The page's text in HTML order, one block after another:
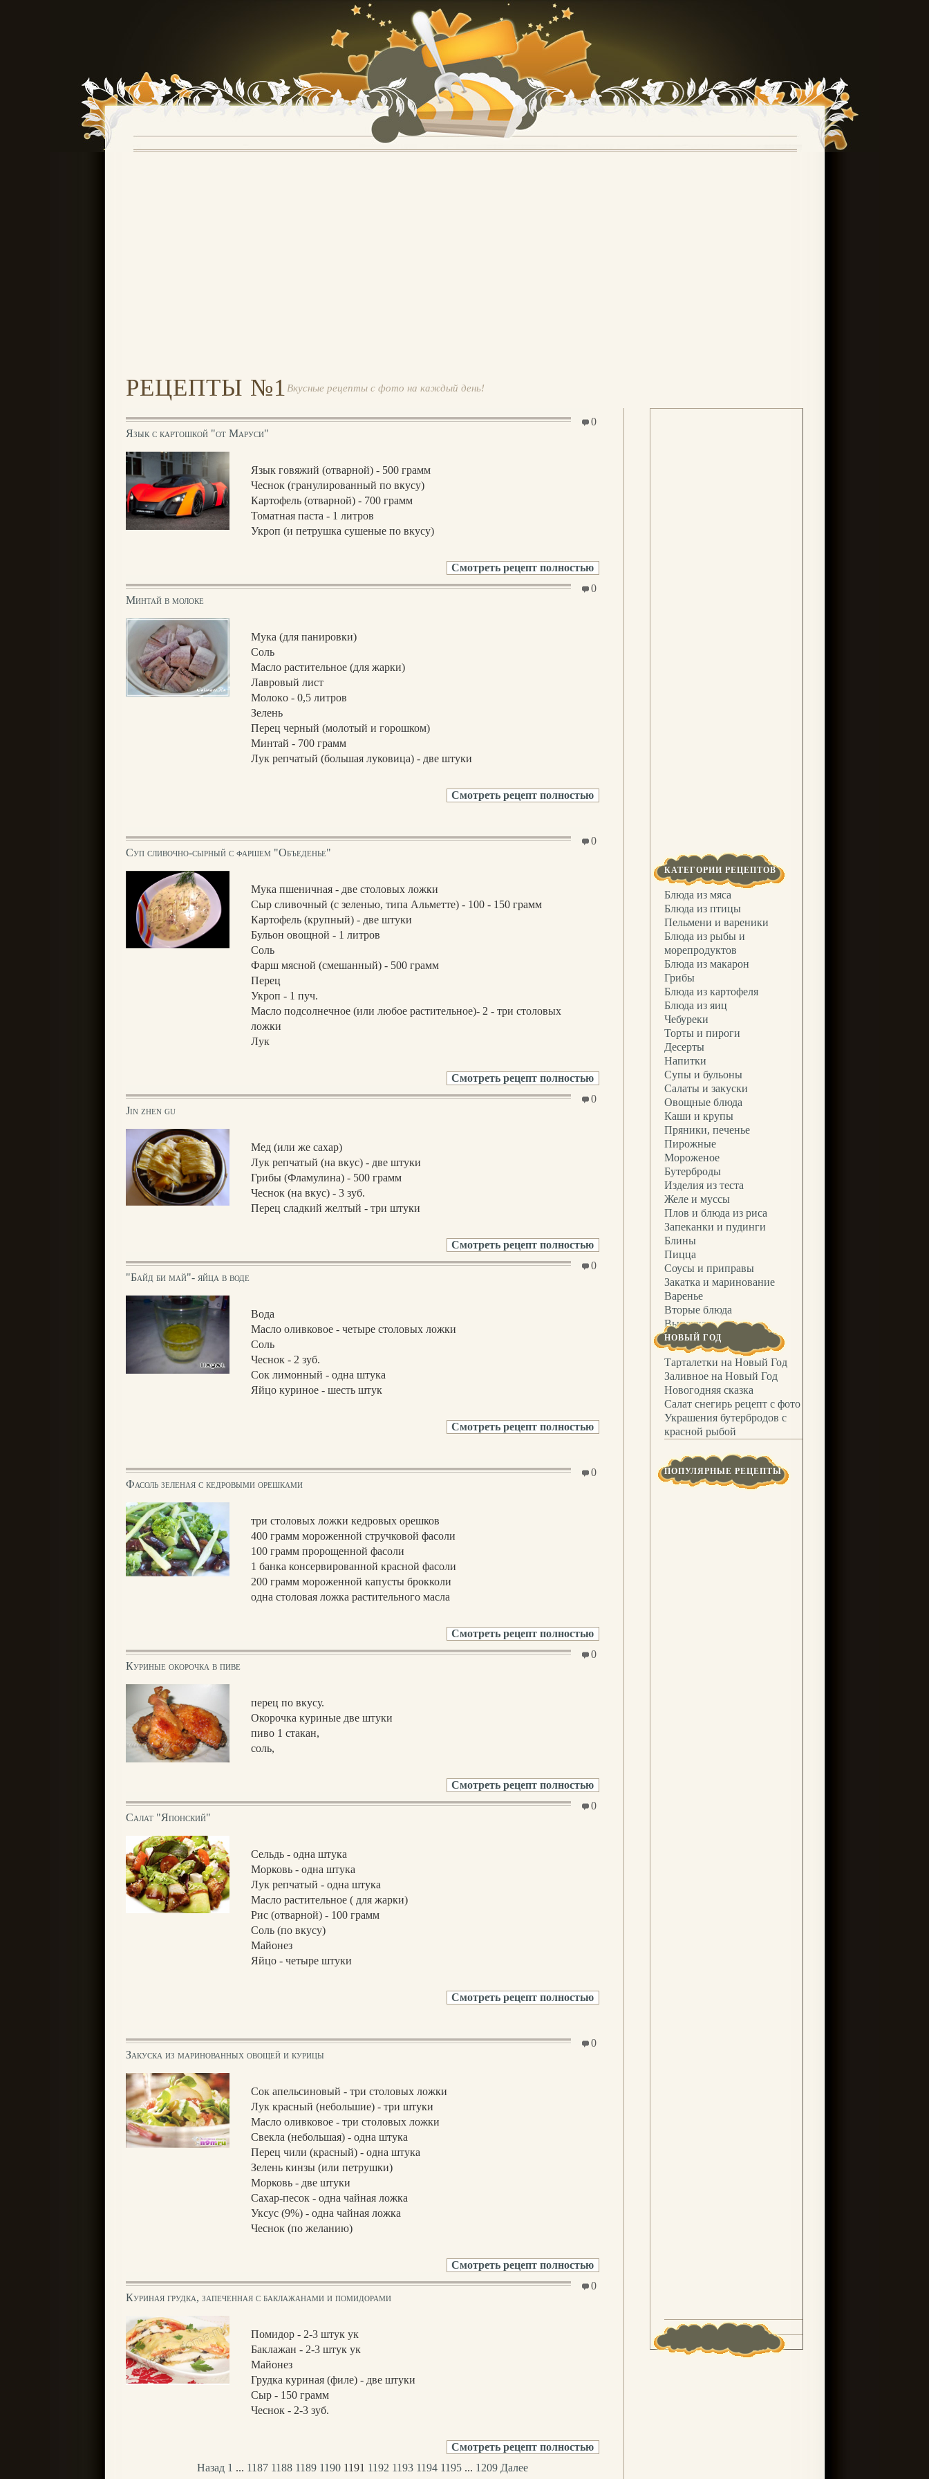
РЕЦЕПТЫ №1 Вкусные рецепты с фото на каждый день!
0
Язык с картошкой "от Маруси"
Язык говяжий (отварной) - 500 грамм
Чеснок (гранулированный по вкусу)
Картофель (отварной) - 700 грамм
Томатная паста - 1 литров
Укроп (и петрушка сушеные по вкусу)
Смотреть рецепт полностью
0
Минтай в молоке
Мука (для панировки)
Соль
Масло растительное (для жарки)
Лавровый лист
Молокo - 0,5 литров
Зелень
Перец черный (молотый и горошком)
Минтай - 700 грамм
Лук репчатый (большая луковица) - две штуки
Смотреть рецепт полностью
0
Суп сливочно-сырный с фаршем "Объеденье"
Мука пшеничная - две столовых ложки
Сыр сливочный (с зеленью, типа Альметте) - 100 - 150 грамм
Картофель (крупный) - две штуки
Бульон овощной - 1 литров
Соль
Фарш мясной (смешанный) - 500 грамм
Перец
Укроп - 1 пуч.
Масло подсолнечное (или любое растительное)- 2 - три столовых
ложки
Лук
Смотреть рецепт полностью
0
Jin zhen gu
Мед (или же сахар)
Лук репчатый (на вкус) - две штуки
Грибы (Фламулина) - 500 грамм
Чеснок (на вкус) - 3 зуб.
Перец сладкий желтый - три штуки
Смотреть рецепт полностью
0
"Байд би май"- яйца в воде
Вода
Масло оливковое - четыре столовых ложки
Соль
Чеснок - 2 зуб.
Сок лимонный - одна штука
Яйцо куриное - шесть штук
Смотреть рецепт полностью
0
Фасоль зеленая с кедровыми орешками
три столовых ложки кедровых орешков
400 грамм мороженной стручковой фасоли
100 грамм пророщенной фасоли
1 банка консервированной красной фасоли
200 грамм мороженной капусты брокколи
одна столовая ложка растительного масла
Смотреть рецепт полностью
0
Куриные окорочка в пиве
перец по вкусу.
Окорочка куриные две штуки
пиво 1 стакан,
соль,
Смотреть рецепт полностью
0
Салат "Японский"
Сельдь - одна штука
Морковь - одна штука
Лук репчатый - одна штука
Масло растительное ( для жарки)
Рис (отварной) - 100 грамм
Соль (по вкусу)
Майонез
Яйцо - четыре штуки
Смотреть рецепт полностью
0
Закуска из маринованных овощей и курицы
Сок апельсиновый - три столовых ложки
Лук красный (небольшие) - три штуки
Масло оливковое - три столовых ложки
Свекла (небольшая) - одна штука
Перец чили (красный) - одна штука
Зелень кинзы (или петрушки)
Морковь - две штуки
Сахар-песок - одна чайная ложка
Уксус (9%) - одна чайная ложка
Чеснок (по желанию)
Смотреть рецепт полностью
0
Куриная грудка, запеченная с баклажанами и помидорами
Помидор - 2-3 штук ук
Баклажан - 2-3 штук ук
Майонез
Грудка куриная (филе) - две штуки
Сыр - 150 грамм
Чеснок - 2-3 зуб.
Смотреть рецепт полностью
Назад 1 ... 1187 1188 1189 1190 1191 1192 1193 1194 1195 ... 1209 Далее
КАТЕГОРИИ РЕЦЕПТОВ
Блюда из мяса
Блюда из птицы
Пельмени и вареники
Блюда из рыбы и
морепродуктов
Блюда из макарон
Грибы
Блюда из картофеля
Блюда из яиц
Чебуреки
Торты и пироги
Десерты
Напитки
Супы и бульоны
Салаты и закуски
Овощные блюда
Каши и крупы
Пряники, печенье
Пирожные
Мороженое
Бутерброды
Изделия из теста
Желе и муссы
Плов и блюда из риса
Запеканки и пудинги
Блины
Пицца
Соусы и приправы
Закатка и маринование
Варенье
Вторые блюда
Выпечка
НОВЫЙ ГОД
Тарталетки на Новый Год
Заливное на Новый Год
Новогодняя сказка
Салат снегирь рецепт с фото
Украшения бутербродов с
красной рыбой
ПОПУЛЯРНЫЕ РЕЦЕПТЫ